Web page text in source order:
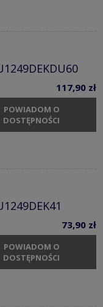
117,90 zł
POWIADOM O
DOSTĘPNOŚCI
73,90 zł
POWIADOM O
DOSTĘPNOŚCI